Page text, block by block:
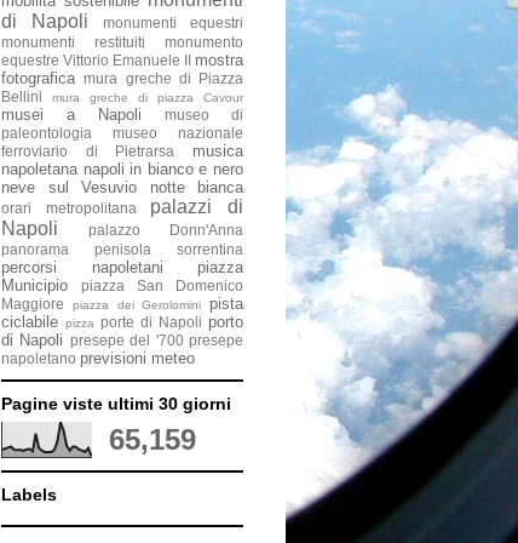
di Napoli
monumenti equestri
monumenti restituiti
monumento
equestre Vittorio Emanuele II mostra
fotografica mura greche di Piazza
Bellini
mura greche di piazza Cavour
musei a Napoli
museo di
paleontologia
museo nazionale
ferroviario di Pietrarsa
musica
napoletana napoli in bianco e nero
neve sul Vesuvio
notte bianca
orari metropolitana
palazzi di
Napoli
palazzo Donn'Anna
panorama penisola sorrentina
percorsi napoletani
piazza
Municipio
piazza San Domenico
Maggiore
piazza dei Gerolomini
pista
ciclabile pizza porte di Napoli porto
di Napoli presepe del '700 presepe
napoletano previsioni meteo
Pagine viste ultimi 30 giorni
65,159
Labels